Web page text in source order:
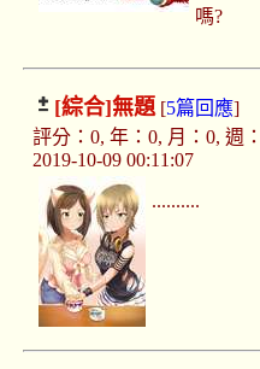
嗎?
[綜合]無題[5篇回應]
評分：0, 年：0, 月：0, 週
2019-10-09 00:11:07
..........